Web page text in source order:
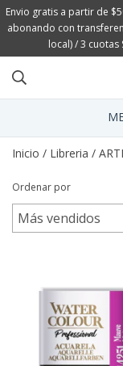
Envio gratis a partir de
abonando con
local) / 3 cuotas
Inicio / Libreria /
Ordenar por